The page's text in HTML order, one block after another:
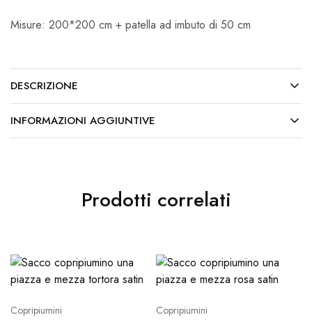
Misure: 200*200 cm + patella ad imbuto di 50 cm
DESCRIZIONE
INFORMAZIONI AGGIUNTIVE
Prodotti correlati
Copripiumini Copripiumini